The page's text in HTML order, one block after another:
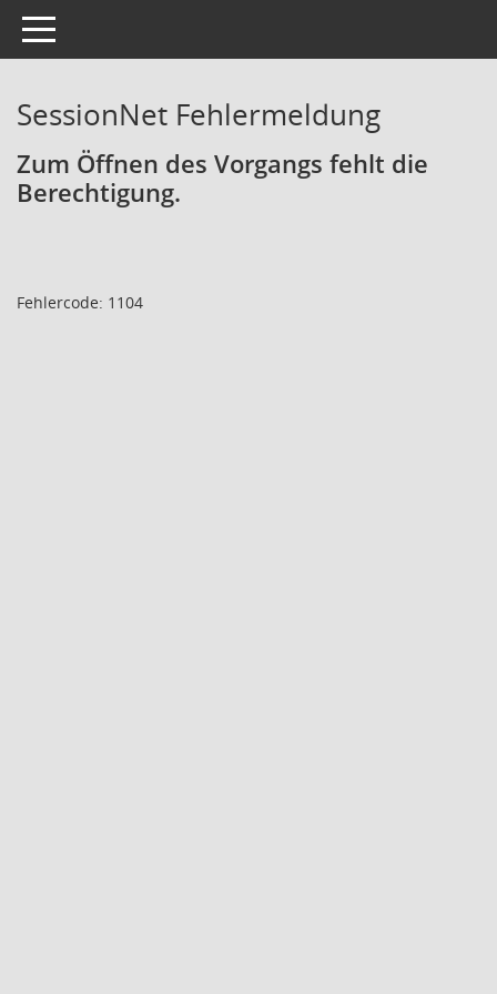
Toggle navigation
SessionNet Fehlermeldung
Zum Öffnen des Vorgangs fehlt die
Berechtigung.
Fehlercode: 1104